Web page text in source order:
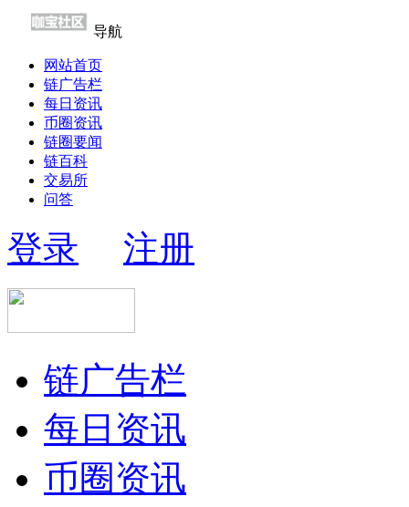
导航
网站首页
链广告栏
每日资讯
币圈资讯
链圈要闻
链百科
交易所
问答
登录 注册
链广告栏
每日资讯
币圈资讯